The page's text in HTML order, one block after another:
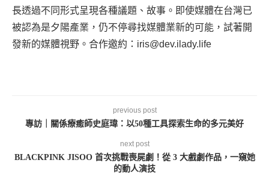
長透過不同形式呈現各種議題、故事。即使媒體在台灣已
被認為是夕陽產業，仍不停尋找媒體業新的可能，試著開
發新的媒體視野。合作邀約：iris@dev.ilady.life
previous post
專訪｜關係療癒師史庭瑋：以50種工具探索生命的多元美好
next post
BLACKPINK JISOO 首次挑戰喪屍劇！從 3 大戲劇作品，一窺她
的動人演技